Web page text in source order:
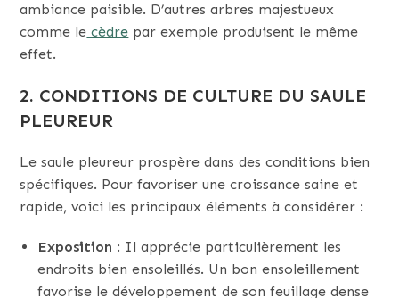
ambiance paisible. D’autres arbres majestueux
comme le cèdre par exemple produisent le même
effet.
2. CONDITIONS DE CULTURE DU SAULE
PLEUREUR
Le saule pleureur prospère dans des conditions bien
spécifiques. Pour favoriser une croissance saine et
rapide, voici les principaux éléments à considérer :
Exposition : Il apprécie particulièrement les
endroits bien ensoleillés. Un bon ensoleillement
favorise le développement de son feuillage dense